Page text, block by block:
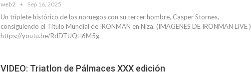
web2 Sep 16, 2025
Un triplete histórico de los noruegos con su tercer hombre, Casper Stornes,
consiguiendo el Título Mundial de IRONMAN en Niza. (IMAGENES DE IRONMAN LIVE )
https://youtu.be/RdDTUQH6M5g
VIDEO: Triatlon de Pálmaces XXX edición